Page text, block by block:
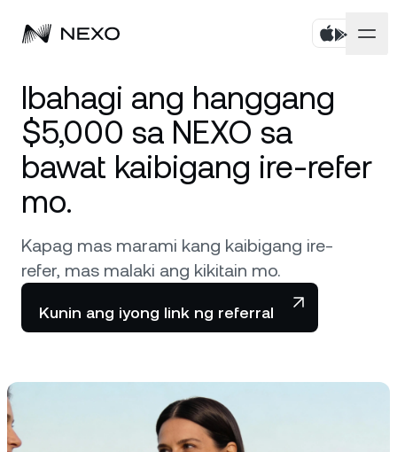
Personal
Bumili ng mga asset
Flexible Savings
Dual Investment
Palitan
Negosyo
White Label
Nexo Ventures
Tumaas ang Merkado ng 0.72%
sa nakalipas na 24
oras
Bitcoin BTC
NEXO
Kumpanya
Tungkol
Seguridad
Lokalisasyon
Ibahagi ang hanggang
$5,000 sa NEXO sa
bawat kaibigang ire-refer
mo.
Kapag mas marami kang kaibigang ire-
refer, mas malaki ang kikitain mo.
Kunin ang iyong link ng referral